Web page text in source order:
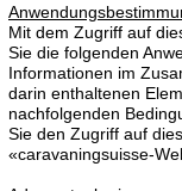
Mit dem Zugriff auf
Sie die folgenden
Informationen im
darin enthaltenen
nachfolgenden
Sie den Zugriff auf
«caravaningsuisse-